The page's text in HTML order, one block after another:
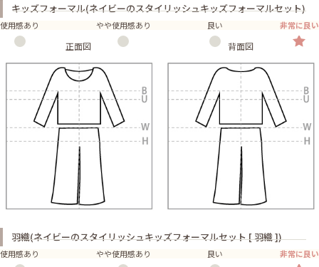
キッズフォーマル(ネイビーのスタイリッシュキッズフォーマルセット)
使用感あり やや使用感あり 良い 非常に良い
正面図 背面図
羽織(ネイビーのスタイリッシュキッズフォーマルセット [ 羽織 ])
使用感あり やや使用感あり 良い 非常に良い